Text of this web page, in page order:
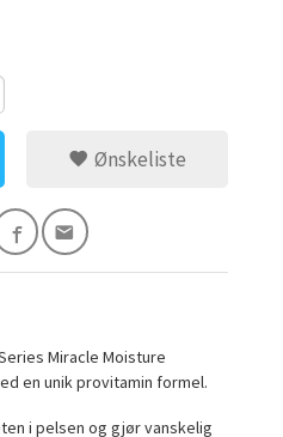
Ønskeliste
Miracle Moisture
en unik provitamin formel.
i pelsen og gjør vanskelig